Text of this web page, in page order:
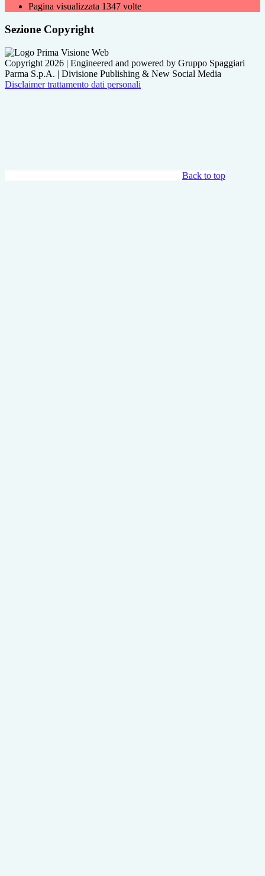
Pagina visualizzata 1347 volte
Sezione Copyright
Copyright 2026 | Engineered and powered by Gruppo Spaggiari
Parma S.p.A. | Divisione Publishing & New Social Media
Disclaimer trattamento dati personali
Back to top